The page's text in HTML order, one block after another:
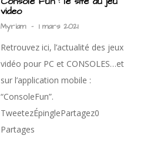
video
Myriam - 1 mars 2021
Retrouvez ici, l’actualité des jeux
vidéo pour PC et CONSOLES…et
sur l’application mobile :
“ConsoleFun”.
TweetezÉpinglePartagez0
Partages